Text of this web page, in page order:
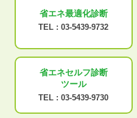
省エネ最適化診断
TEL : 03-5439-9732
省エネセルフ診断
ツール
TEL : 03-5439-9730